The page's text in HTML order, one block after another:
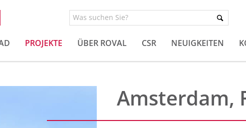
PROJEKTE ÜBER ROVAL CSR NEUIGKEITEN
Amsterdam,